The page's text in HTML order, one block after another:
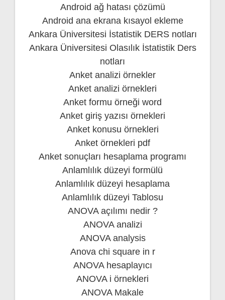
Android ağ hatası çözümü
Android ana ekrana kısayol ekleme
Ankara Üniversitesi İstatistik DERS notları
Ankara Üniversitesi Olasılık İstatistik Ders
notları
Anket analizi örnekler
Anket analizi örnekleri
Anket formu örneği word
Anket giriş yazısı örnekleri
Anket konusu örnekleri
Anket örnekleri pdf
Anket sonuçları hesaplama programı
Anlamlılık düzeyi formülü
Anlamlılık düzeyi hesaplama
Anlamlılık düzeyi Tablosu
ANOVA açılımı nedir ?
ANOVA analizi
ANOVA analysis
Anova chi square in r
ANOVA hesaplayıcı
ANOVA i örnekleri
ANOVA Makale